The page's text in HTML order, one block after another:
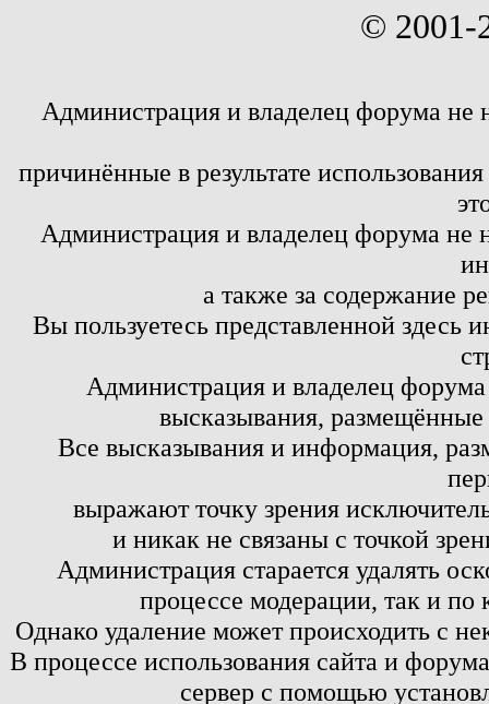
© 2001-
Администрация и владелец форума не
причинённые в результате
Администрация и владелец форума не
а также за содержание
Вы пользуетесь представленной здесь
Администрация и владелец
высказывания,
Все высказывания и информация,
выражают точку зрения
и никак не связаны с точкой
Администрация старается удалять
процессе модерации, так и по
Однако удаление может происходить с
В процессе использования сайта и
сервер с помощью